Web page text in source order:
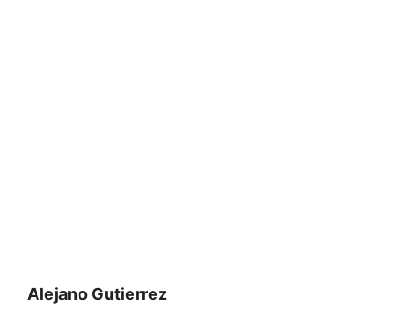
Alejano Gutierrez